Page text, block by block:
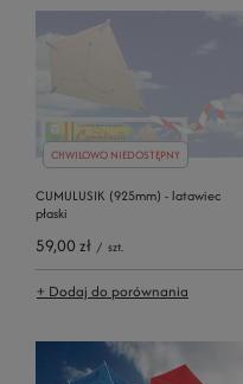
CHWILOWO NIEDOSTĘPNY
CUMULUSIK (925mm) - latawiec
płaski
59,00 zł / szt.
+ Dodaj do porównania